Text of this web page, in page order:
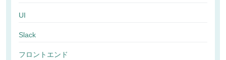
UI
Slack
フロントエンド